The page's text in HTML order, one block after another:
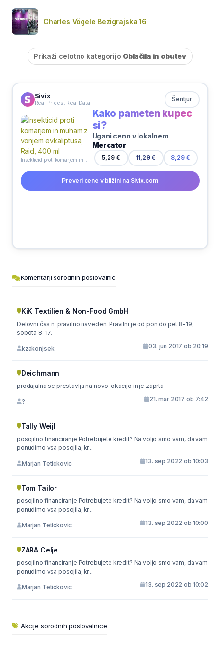
Charles Vögele Bezigrajska 16
Prikaži celotno kategorijo Oblačila in obutev
Sivix
Real Prices. Real Data Šentjur
Kako pameten kupec
si?
Ugani ceno v lokalnem
Mercator
5,29 € 11,29 € 8,29 €
Preveri cene v bližini na Sivix.com
Komentarji sorodnih poslovalnic
KiK Textilien & Non-Food GmbH
Delovni čas ni pravilno naveden. Pravilni je od pon do pet 8-19,
sobota 8-17.
kzakonjsek 03. jun 2017 ob 20:19
Deichmann
prodajalna se prestavlja na novo lokacijo in je zaprta
? 21. mar 2017 ob 7:42
Tally Weijl
posojilno financiranje Potrebujete kredit? Na voljo smo vam, da vam
ponudimo vsa posojila, kr...
Marjan Tetickovic 13. sep 2022 ob 10:03
Tom Tailor
posojilno financiranje Potrebujete kredit? Na voljo smo vam, da vam
ponudimo vsa posojila, kr...
Marjan Tetickovic 13. sep 2022 ob 10:00
ZARA Celje
posojilno financiranje Potrebujete kredit? Na voljo smo vam, da vam
ponudimo vsa posojila, kr...
Marjan Tetickovic 13. sep 2022 ob 10:02
Akcije sorodnih poslovalnice